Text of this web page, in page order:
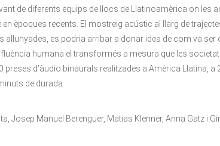
de diferents equips de llocs de Llatinoamèrica on les
èpoques recents. El mostreig acústic al llarg de
allunyades, es podria arribar a donar idea de com va ser
humana el transformés a mesura que les
d’àudio binaurals realitzades a Amèrica Llatina, a
de durada.
Josep Manuel Berenguer, Matias Klenner, Anna Gatz i